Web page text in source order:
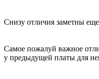
Снизу отличия заметны
Самое пожалуй важное
у предыдущей платы для